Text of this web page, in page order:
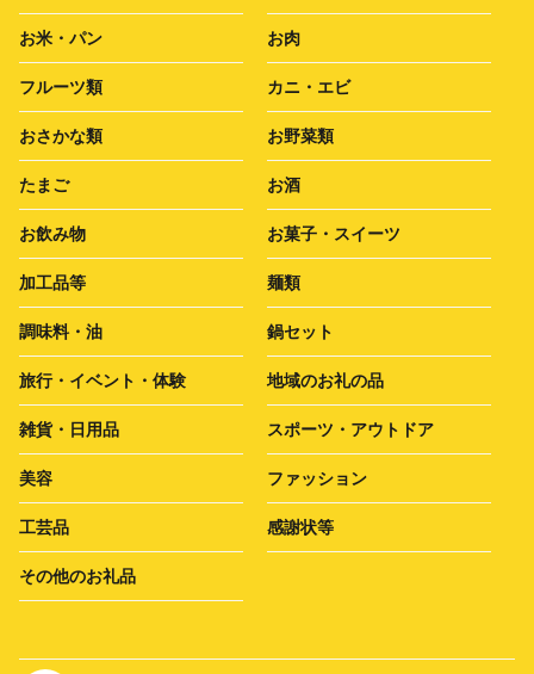
お米・パン お肉
フルーツ類 カニ・エビ
おさかな類 お野菜類
たまご お酒
お飲み物 お菓子・スイーツ
加工品等 麺類
調味料・油 鍋セット
旅行・イベント・体験 地域のお礼の品
雑貨・日用品 スポーツ・アウトドア
美容 ファッション
工芸品 感謝状等
その他のお礼品